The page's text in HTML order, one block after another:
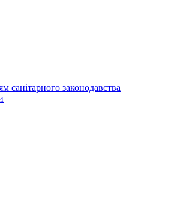
санітарного законодавства